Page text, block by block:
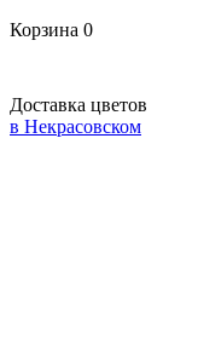
Корзина 0
Доставка цветов
в Некрасовском